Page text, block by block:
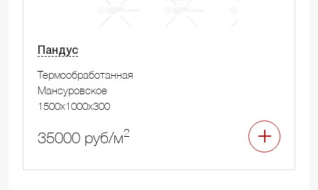
Пандус
Термообработанная
Мансуровское
1500x1000x300
35000 руб/м2